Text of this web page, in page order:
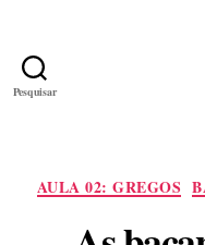
Pesquisar
AULA 02: GREGOS